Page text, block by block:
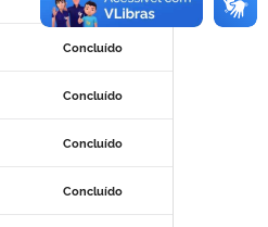
Concluído
Concluído
Concluído
Concluído